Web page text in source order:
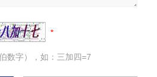
数字），如：三加四=7